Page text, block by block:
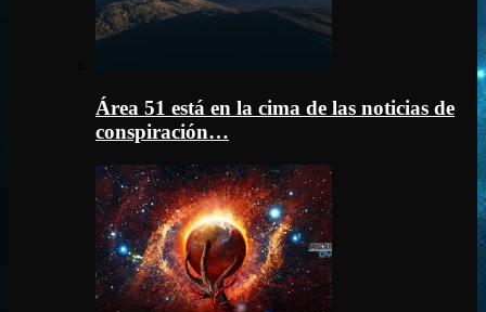
Área 51 está en la cima de las noticias de
conspiración…